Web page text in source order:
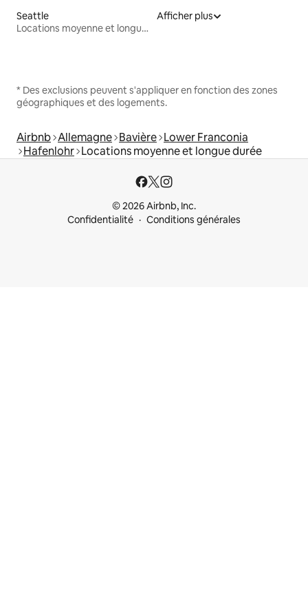
Seattle
Locations moyenne et longue durée
Afficher plus
* Des exclusions peuvent s'appliquer en fonction des zones
géographiques et des logements.
Airbnb Allemagne Bavière Lower Franconia
Hafenlohr Locations moyenne et longue durée
© 2026 Airbnb, Inc.
Confidentialité
Conditions générales